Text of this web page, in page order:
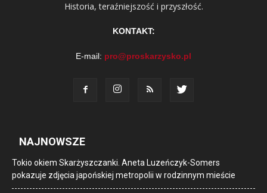
Historia, teraźniejszość i przyszłość.
KONTAKT:
E-mail: pro@proskarzysko.pl
NAJNOWSZE
Tokio okiem Skarżyszczanki. Aneta Luzeńczyk-Somers
pokazuje zdjęcia japońskiej metropolii w rodzinnym mieście